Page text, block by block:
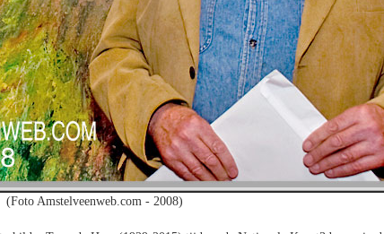
(Foto Amstelveenweb.com - 2008)